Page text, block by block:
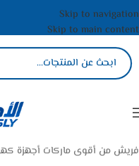
Skip to navigation
Skip to main content
فريش من أقوى ماركات أجهزة